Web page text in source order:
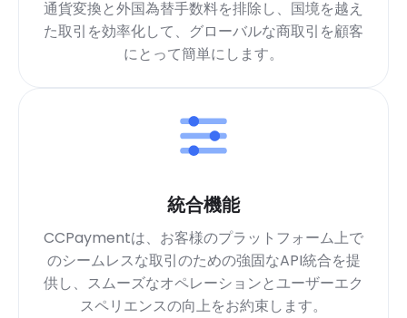
通貨変換と外国為替手数料を排除し、国境を越え
た取引を効率化して、グローバルな商取引を顧客
にとって簡単にします。
統合機能
CCPaymentは、お客様のプラットフォーム上で
のシームレスな取引のための強固なAPI統合を提
供し、スムーズなオペレーションとユーザーエク
スペリエンスの向上をお約束します。